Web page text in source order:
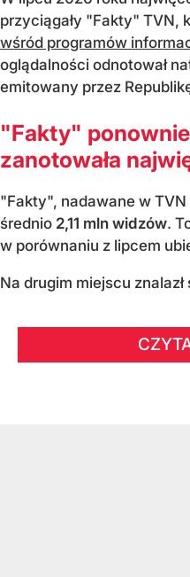
przyciągały "Fakty" TVN,
wśród programów
oglądalności odnotował
emitowany przez
"Fakty"
zanotowała
"Fakty", nadawane w TVN
średnio 2,11 mln widzów.
w porównaniu z lipcem
Na drugim miejscu znalazł